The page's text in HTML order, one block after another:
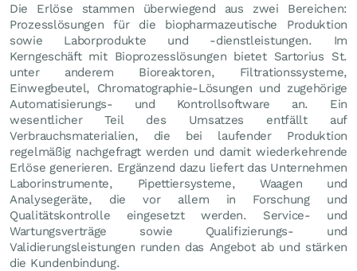
Die Erlöse stammen überwiegend aus zwei Bereichen:
Prozesslösungen für die biopharmazeutische Produktion
sowie Laborprodukte und -dienstleistungen. Im
Kerngeschäft mit Bioprozesslösungen bietet Sartorius St.
unter anderem Bioreaktoren, Filtrationssysteme,
Einwegbeutel, Chromatographie-Lösungen und zugehörige
Automatisierungs- und Kontrollsoftware an. Ein
wesentlicher Teil des Umsatzes entfällt auf
Verbrauchsmaterialien, die bei laufender Produktion
regelmäßig nachgefragt werden und damit wiederkehrende
Erlöse generieren. Ergänzend dazu liefert das Unternehmen
Laborinstrumente, Pipettiersysteme, Waagen und
Analysegeräte, die vor allem in Forschung und
Qualitätskontrolle eingesetzt werden. Service- und
Wartungsverträge sowie Qualifizierungs- und
Validierungsleistungen runden das Angebot ab und stärken
die Kundenbindung.